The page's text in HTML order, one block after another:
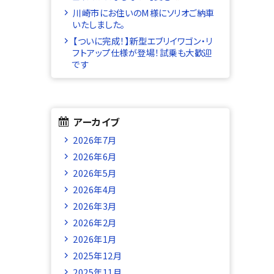
川崎市にお住いのM様にソリオご納車
いたしました。
【ついに完成！】新型エブリイワゴン・リ
フトアップ仕様が登場！試乗も大歓迎
です
アーカイブ
2026年7月
2026年6月
2026年5月
2026年4月
2026年3月
2026年2月
2026年1月
2025年12月